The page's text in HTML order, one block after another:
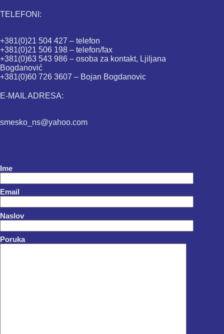
TELEFONI:
+381(0)21 504 427 – telefon
+381(0)21 506 198 – telefon/fax
+381(0)63 543 986 – osoba za kontakt, Ljiljana
Bogdanović
+381(0)60 726 3607 – Bojan Bogdanovic
E-MAIL ADRESA:
smesko_ns@yahoo.com
Ime
Email
Naslov
Poruka